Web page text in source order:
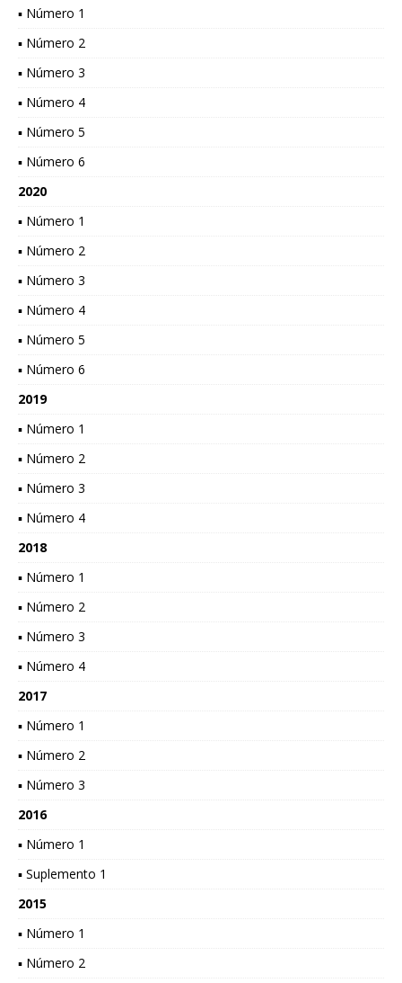
▪ Número 1
▪ Número 2
▪ Número 3
▪ Número 4
▪ Número 5
▪ Número 6
2020
▪ Número 1
▪ Número 2
▪ Número 3
▪ Número 4
▪ Número 5
▪ Número 6
2019
▪ Número 1
▪ Número 2
▪ Número 3
▪ Número 4
2018
▪ Número 1
▪ Número 2
▪ Número 3
▪ Número 4
2017
▪ Número 1
▪ Número 2
▪ Número 3
2016
▪ Número 1
▪ Suplemento 1
2015
▪ Número 1
▪ Número 2